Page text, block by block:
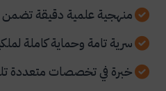
منهجية علمية دقيقة تضمن
سرية تامة وحماية كاملة
خبرة في تخصصات متعددة